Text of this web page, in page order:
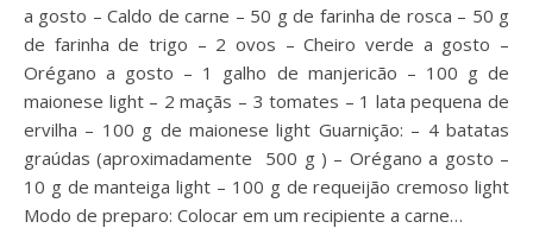
a gosto – Caldo de carne – 50 g de farinha de rosca – 50 g
de farinha de trigo – 2 ovos – Cheiro verde a gosto –
Orégano a gosto – 1 galho de manjericão – 100 g de
maionese light – 2 maçãs – 3 tomates – 1 lata pequena de
ervilha – 100 g de maionese light Guarnição: – 4 batatas
graúdas (aproximadamente 500 g ) – Orégano a gosto –
10 g de manteiga light – 100 g de requeijão cremoso light
Modo de preparo: Colocar em um recipiente a carne…